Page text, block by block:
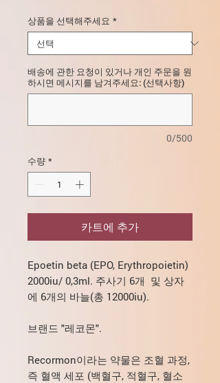
상품을 선택해주세요 *
배송에 관한 요청이 있거나 개인 주문을 원
하시면 메시지를 남겨주세요: (선택사항)
0/500
수량 *
카트에 추가
Epoetin beta (EPO, Erythropoietin)
2000iu/ 0,3ml. 주사기 6개 및 상자
에 6개의 바늘(총 12000iu).
브랜드 "레코몬".
Recormon이라는 약물은 조혈 과정,
즉 혈액 세포 (백혈구, 적혈구, 혈소